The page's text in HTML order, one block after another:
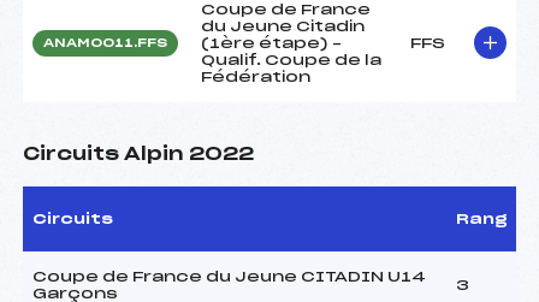
ANAM0011.FFS
Coupe de France
du Jeune Citadin
(1ère étape) –
Qualif. Coupe de la
Fédération
FFS
Circuits Alpin 2022
Circuits Rang
Coupe de France du Jeune CITADIN U14
Garçons
3